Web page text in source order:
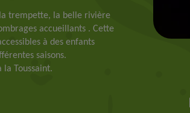
trempette, la belle rivière
accueillants . Cette
à des enfants
saisons.
la Toussaint.